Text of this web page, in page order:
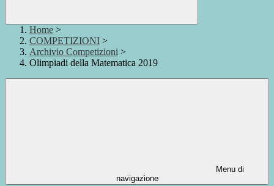
Home >
COMPETIZIONI >
Archivio Competizioni >
Olimpiadi della Matematica 2019
Menu di
navigazione